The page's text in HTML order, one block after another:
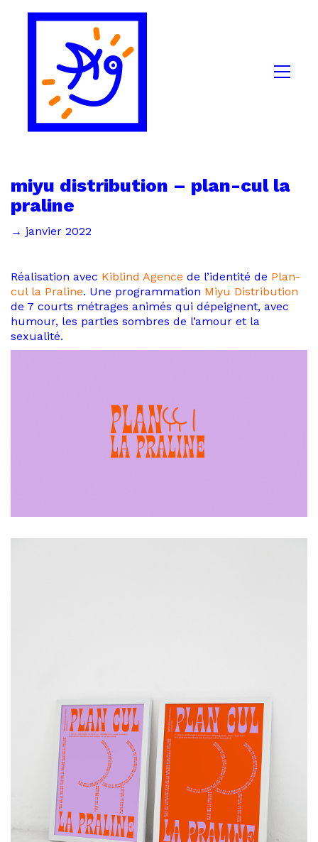
miyu distribution – plan-cul la
praline
→ janvier 2022
Réalisation avec Kiblind Agence de l’identité de Plan-
cul la Praline. Une programmation Miyu Distribution
de 7 courts métrages animés qui dépeignent, avec
humour, les parties sombres de l’amour et la
sexualité.